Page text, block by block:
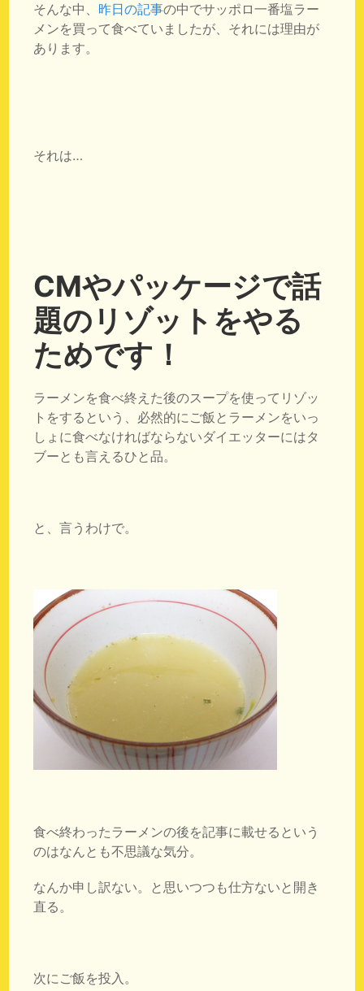
そんな中、 昨日の記事の中でサッポロ一番塩ラー
メンを買って食べていましたが、それには理由が
あります。
それは…
CMやパッケージで話
題のリゾットをやる
ためです！
ラーメンを食べ終えた後のスープを使ってリゾッ
トをするという、必然的にご飯とラーメンをいっ
しょに食べなければならないダイエッターにはタ
ブーとも言えるひと品。
と、言うわけで。
食べ終わったラーメンの後を記事に載せるという
のはなんとも不思議な気分。
なんか申し訳ない。と思いつつも仕方ないと開き
直る。
次にご飯を投入。